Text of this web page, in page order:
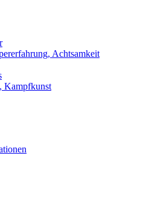
Achtsamkeit
Kampfkunst